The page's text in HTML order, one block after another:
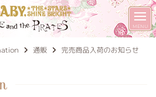
通販 完売商品入荷のお知らせ